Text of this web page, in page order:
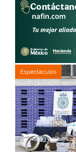
Espectáculos